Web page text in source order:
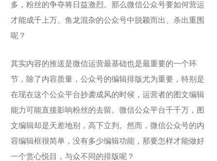
多，粉丝的争夺将日益激烈。那么微信公众号要如何营运
才能成千上万、鱼龙混杂的公众号中脱颖而出、杀出重围
呢？
其实内容的推送是微信运营最基础也是最重要的一个环
节，除了内容质量，公众号的编辑排版尤为重要，特别是
在现在这个公众平台抄袭成风的时候，运营者的图文编辑
能力可能直接影响粉丝的去留。微信公众平台千千万，图
文编辑却是天差地别，高下立判。然而，微信公众号的内
容编辑框很简单，没有多少编辑功能，那要怎样才能做好
一个赏心悦目，与众不同的排版呢？